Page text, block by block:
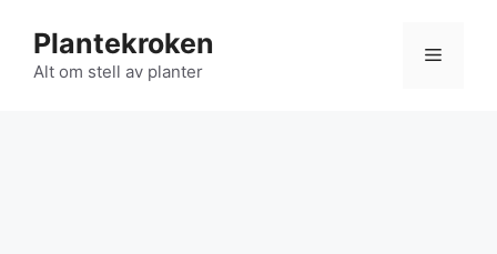
innhold
Plantekroken
Alt om stell av planter
Meny